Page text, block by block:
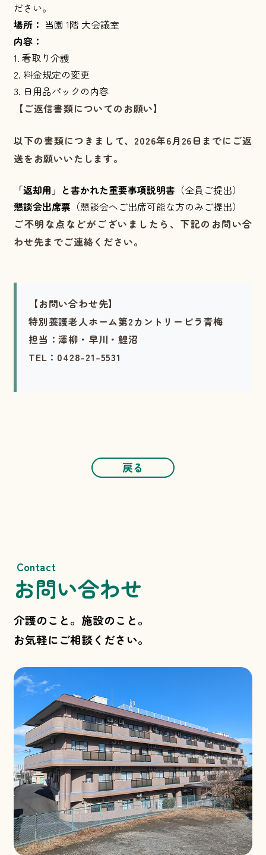
ださい。
場所： 当園 1階 大会議室
内容：
1. 看取り介護
2. 料金規定の変更
3. 日用品パックの内容
【ご返信書類についてのお願い】
以下の書類につきまして、2026年6月26日までにご返
送をお願いいたします。
「返却用」と書かれた重要事項説明書 （全員ご提出）
懇談会出席票 （懇談会へご出席可能な方のみご提出）
ご不明な点などがございましたら、下記のお問い合
わせ先までご連絡ください。
【お問い合わせ先】
特別養護老人ホーム第2カントリービラ青梅
担当：澤柳・早川・鯉沼
TEL：0428-21-5531
戻る
Contact
お問い合わせ
介護のこと。施設のこと。
お気軽にご相談ください。